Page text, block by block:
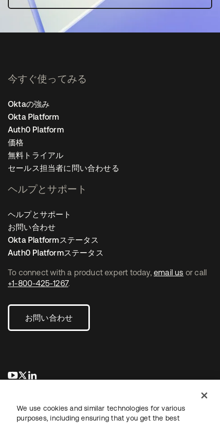
To connect with a product expert today, email us or call
+1-800-425-1267.
お問い合わせ
新しいタブで開く
新しいタブで開く
今すぐ使ってみる
Oktaの強み
Okta Platform
Auth0 Platform
価格
無料トライアル
セールス担当者に問い合わせる
ヘルプとサポート
ヘルプとサポート
お問い合わせ
Okta Platformステータス
Auth0 Platformステータス
We use cookies and similar technologies for various
purposes, including ensuring that you get the best